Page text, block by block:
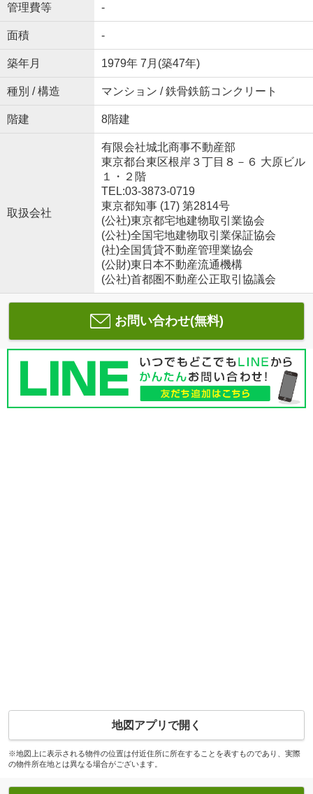
管理費等 -
面積 -
築年月 1979年 7月(築47年)
種別 / 構造 マンション / 鉄骨鉄筋コンクリート
階建 8階建
取扱会社
有限会社城北商事不動産部
東京都台東区根岸３丁目８－６ 大原ビル
１・２階
TEL:03-3873-0719
東京都知事 (17) 第2814号
(公社)東京都宅地建物取引業協会
(公社)全国宅地建物取引業保証協会
(社)全国賃貸不動産管理業協会
(公財)東日本不動産流通機構
(公社)首都圏不動産公正取引協議会
お問い合わせ(無料)
地図アプリで開く
※地図上に表示される物件の位置は付近住所に所在することを表すものであり、実際
の物件所在地とは異なる場合がございます。